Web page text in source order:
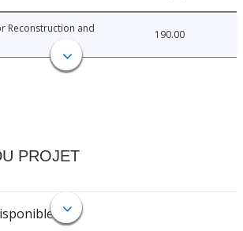
Reconstruction and
190.00
PROJET